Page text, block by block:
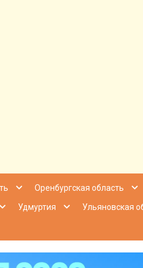
Оренбургская область
Удмуртия
Ульяновская